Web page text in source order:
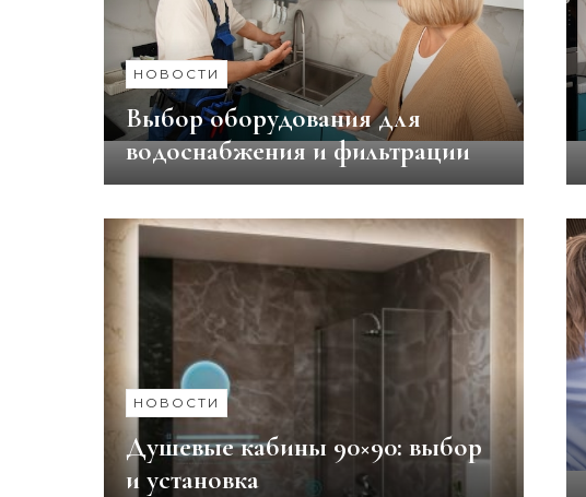
НОВОСТИ
Выбор оборудования для
водоснабжения и фильтрации
НОВОСТИ
Душевые кабины 90×90: выбор
и установка